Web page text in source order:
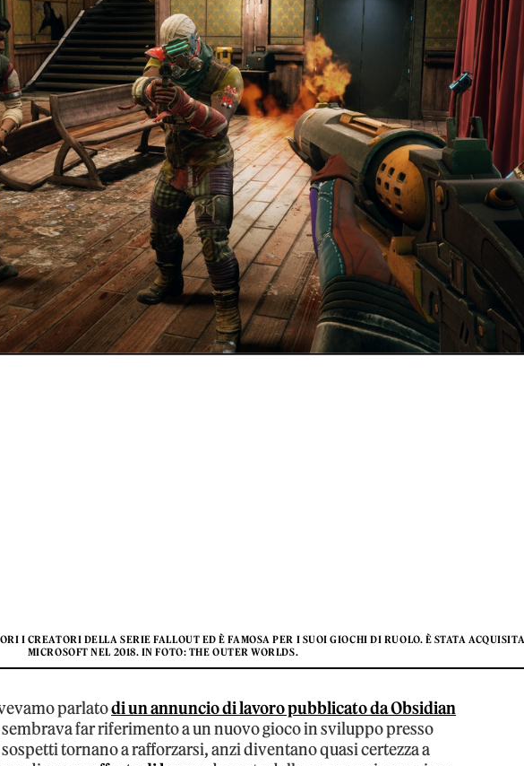
I CREATORI DELLA SERIE FALLOUT ED È FAMOSA PER I SUOI GIOCHI DI RUOLO. È STATA
MICROSOFT NEL 2018. IN FOTO: THE OUTER WORLDS.
parlatodi un annuncio di lavoro pubblicato da Obsidian
far riferimento a un nuovo gioco in sviluppo presso
sospetti tornano a rafforzarsi, anzi diventano quasi certezza a